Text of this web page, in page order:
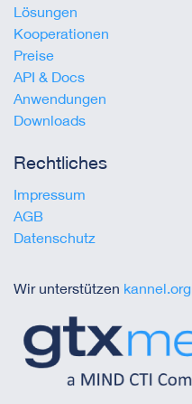
Lösungen
Kooperationen
Preise
API & Docs
Anwendungen
Downloads
Rechtliches
Impressum
AGB
Datenschutz
Wir unterstützen kannel.org